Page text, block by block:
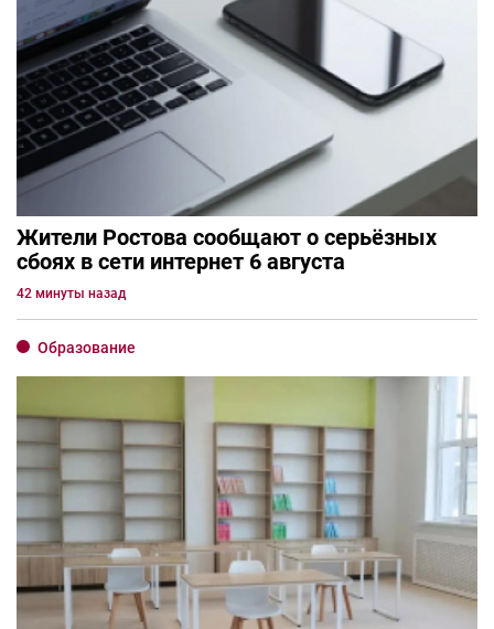
Жители Ростова сообщают о серьёзных
сбоях в сети интернет 6 августа
42 минуты назад
Образование